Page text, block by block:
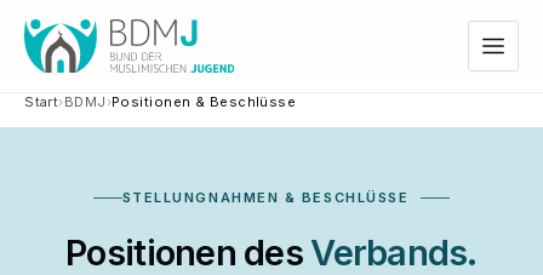
Start›BDMJ ›Positionen & Beschlüsse
STELLUNGNAHMEN & BESCHLÜSSE
Positionen desVerbands.